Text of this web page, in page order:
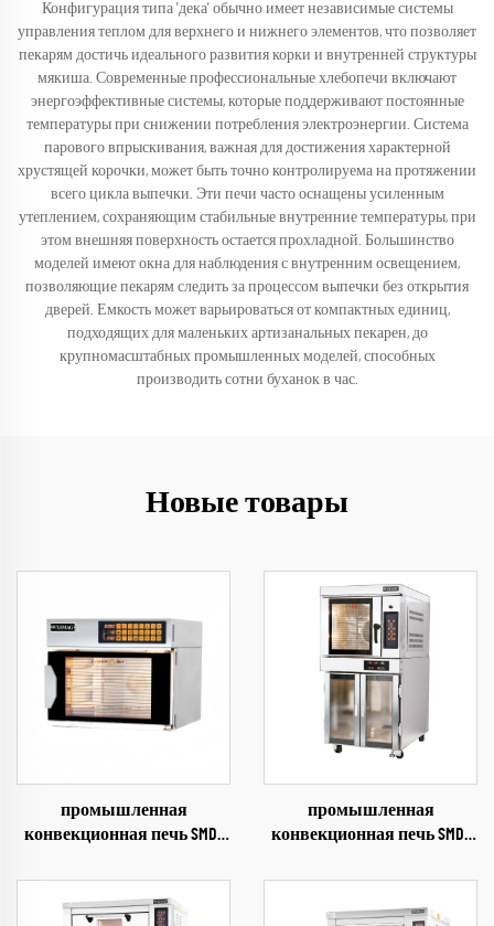
Конфигурация типа 'дека' обычно имеет независимые системы
управления теплом для верхнего и нижнего элементов, что позволяет
пекарям достичь идеального развития корки и внутренней структуры
мякиша. Современные профессиональные хлебопечи включают
энергоэффективные системы, которые поддерживают постоянные
температуры при снижении потребления электроэнергии. Система
парового впрыскивания, важная для достижения характерной
хрустящей корочки, может быть точно контролируема на протяжении
всего цикла выпечки. Эти печи часто оснащены усиленным
утеплением, сохраняющим стабильные внутренние температуры, при
этом внешняя поверхность остается прохладной. Большинство
моделей имеют окна для наблюдения с внутренним освещением,
позволяющие пекарям следить за процессом выпечки без открытия
дверей. Емкость может варьироваться от компактных единиц,
подходящих для маленьких артизанальных пекарен, до
крупномасштабных промышленных моделей, способных
производить сотни буханок в час.
Новые товары
промышленная
конвекционная печь SMD-
промышленная
конвекционная печь SMD-